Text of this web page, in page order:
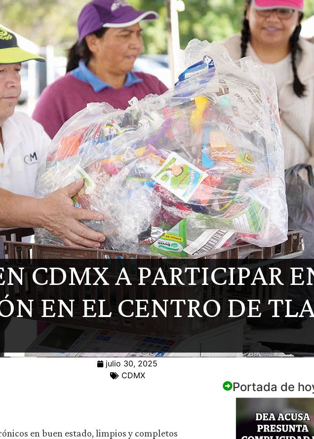
CDMX A PARTICIPAR
EN EL CENTRO DE
julio 30, 2025
CDMX
en buen estado, limpios y completos
Portada de